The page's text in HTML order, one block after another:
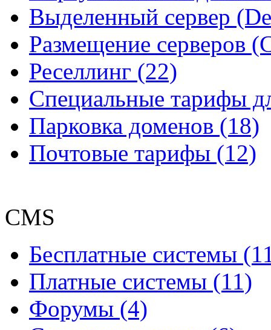
Выделенный сервер
Размещение серверов
Реселлинг (22)
Специальные тарифы
Парковка доменов (18)
Почтовые тарифы (12)
CMS
Бесплатные системы
Платные системы (11)
Форумы (4)